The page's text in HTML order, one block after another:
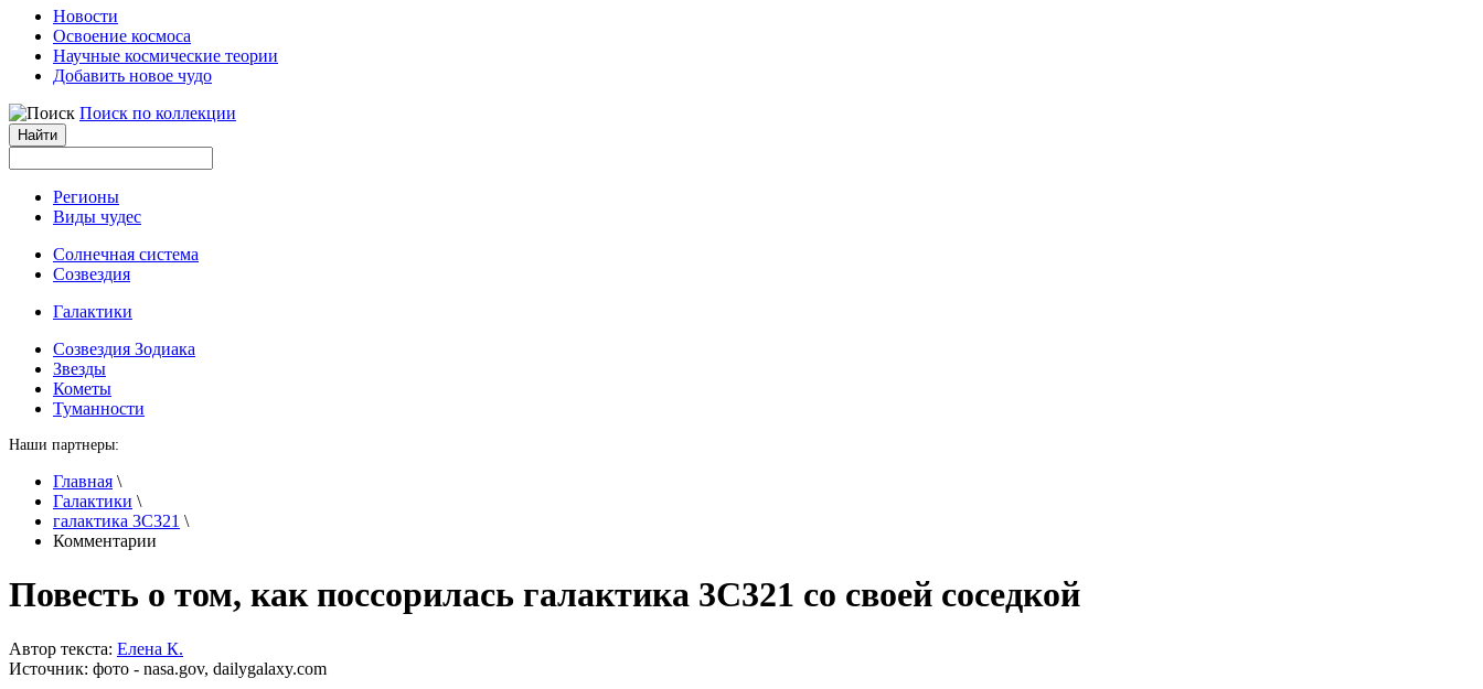
Новости
Освоение космоса
Научные космические теории
Добавить новое чудо
Поиск по коллекции
Регионы
Виды чудес
Солнечная система
Созвездия
Галактики
Созвездия Зодиака
Звезды
Кометы
Туманности
Наши партнеры:
Главная \
Галактики \
галактика 3C321 \
Комментарии
Повесть о том, как поссорилась галактика 3C321 со своей соседкой
Автор текста: Елена К.
Источник: фото - nasa.gov, dailygalaxy.com